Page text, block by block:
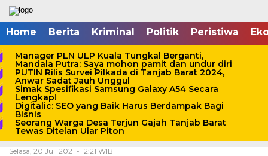
Home Berita Kriminal Politik Peristiwa
Manager PLN ULP Kuala Tungkal Berganti,
Mandala Putra: Saya mohon pamit dan undur diri
PUTIN Rilis Survei Pilkada di Tanjab Barat 2024,
Anwar Sadat Jauh Unggul
Simak Spesifikasi Samsung Galaxy A54 Secara
Lengkap!
Digitalic: SEO yang Baik Harus Berdampak Bagi
Bisnis
Seorang Warga Desa Terjun Gajah Tanjab Barat
Tewas Ditelan Ular Piton
Home /Berita/Bupati
Selasa, 20 Juli 2021 - 12:21 WIB